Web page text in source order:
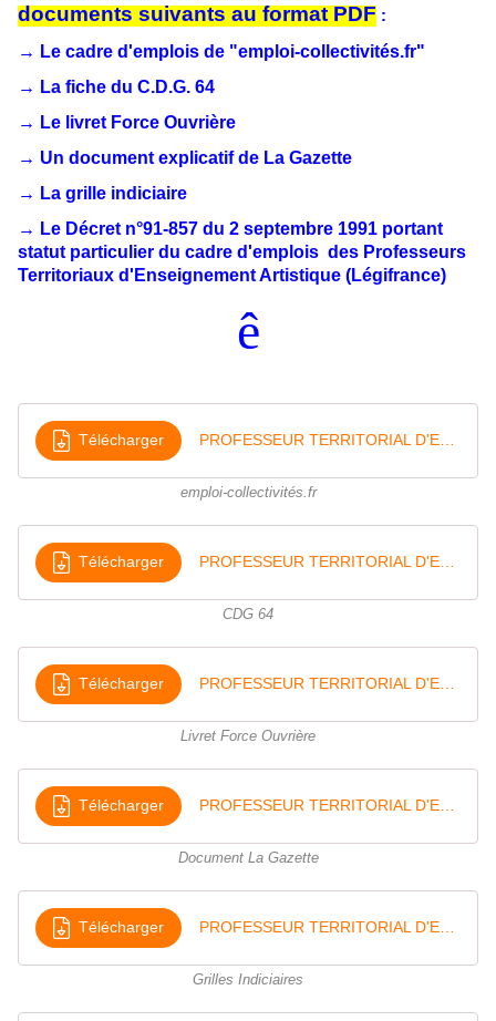
documents suivants au format PDF :
→ Le cadre d'emplois de "emploi-collectivités.fr"
→ La fiche du C.D.G. 64
→ Le livret Force Ouvrière
→ Un document explicatif de La Gazette
→ La grille indiciaire
→ Le Décret n°91-857 du 2 septembre 1991 portant
statut particulier du cadre d'emplois des Professeurs
Territoriaux d'Enseignement Artistique (Légifrance)
ê
Télécharger PROFESSEUR TERRITORIAL D'ENSEIGNEMENT ARTISTIQUE Cadre d'emplois emploi-collectivités
emploi-collectivités.fr
Télécharger PROFESSEUR TERRITORIAL D'ENSEIGNEMENT ARTISTIQUE Fiche CDG 64
CDG 64
Télécharger PROFESSEUR TERRITORIAL D'ENSEIGNEMENT ARTISTIQUE Livret Force Ouvrière
Livret Force Ouvrière
Télécharger PROFESSEUR TERRITORIAL D'ENSEIGNEMENT ARTISTIQUE Document La Gazette
Document La Gazette
Télécharger PROFESSEUR TERRITORIAL D'ENSEIGNEMENT ARTISTIQUE Grilles indiciaires
Grilles Indiciaires